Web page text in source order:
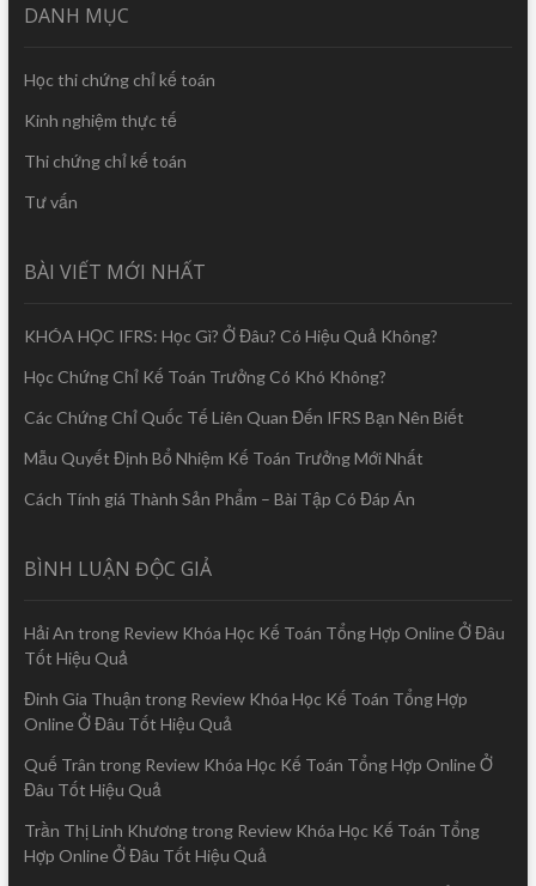
DANH MỤC
Học thi chứng chỉ kế toán
Kinh nghiệm thực tế
Thi chứng chỉ kế toán
Tư vấn
BÀI VIẾT MỚI NHẤT
KHÓA HỌC IFRS: Học Gì? Ở Đâu? Có Hiệu Quả Không?
Học Chứng Chỉ Kế Toán Trưởng Có Khó Không?
Các Chứng Chỉ Quốc Tế Liên Quan Đến IFRS Bạn Nên Biết
Mẫu Quyết Định Bổ Nhiệm Kế Toán Trưởng Mới Nhất
Cách Tính giá Thành Sản Phẩm – Bài Tập Có Đáp Án
BÌNH LUẬN ĐỘC GIẢ
Hải An trong Review Khóa Học Kế Toán Tổng Hợp Online Ở Đâu
Tốt Hiệu Quả
Đinh Gia Thuận trong Review Khóa Học Kế Toán Tổng Hợp
Online Ở Đâu Tốt Hiệu Quả
Quế Trân trong Review Khóa Học Kế Toán Tổng Hợp Online Ở
Đâu Tốt Hiệu Quả
Trần Thị Linh Khươngtrong Review Khóa Học Kế Toán Tổng
Hợp Online Ở Đâu Tốt Hiệu Quả